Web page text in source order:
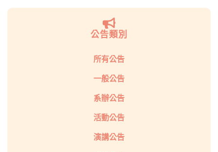
公告類別
所有公告
一般公告
系辦公告
活動公告
演講公告